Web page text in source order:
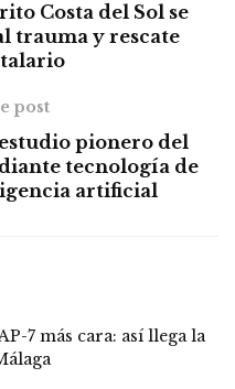
Costa del Sol se
trauma y rescate
post
pionero del
tecnología de
artificial
7 más cara: así llega la